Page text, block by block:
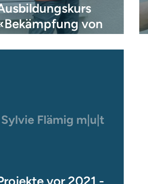
von
invasiver
des FSD-